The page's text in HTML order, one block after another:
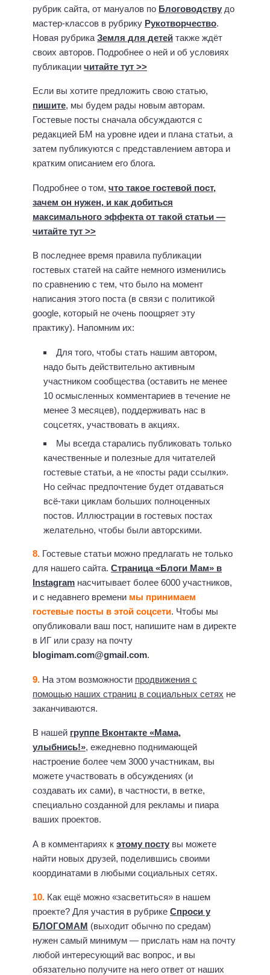
рубрик сайта, от мануалов по Блоговодству до
мастер-классов в рубрику Рукотворчество.
Новая рубрика Земля для детей также ждёт
своих авторов. Подробнее о ней и об условиях
публикации читайте тут >>
Если вы хотите предложить свою статью,
пишите, мы будем рады новым авторам.
Гостевые посты сначала обсуждаются с
редакцией БМ на уровне идеи и плана статьи, а
затем публикуются с представлением автора и
кратким описанием его блога.
Подробнее о том, что такое гостевой пост,
зачем он нужен, и как добиться
максимального эффекта от такой статьи —
читайте тут >>
В последнее время правила публикации
гостевых статей на сайте немного изменились
по сравнению с тем, что было на момент
написания этого поста (в связи с политикой
google, который не очень поощряет эту
практику). Напомним их:
Для того, чтобы стать нашим автором,
надо быть действительно активным
участником сообщества (оставить не менее
10 осмысленных комментариев в течение не
менее 3 месяцев), поддерживать нас в
соцсетях, участвовать в акциях.
Мы всегда старались публиковать только
качественные и полезные для читателей
гостевые статьи, а не «посты ради ссылки».
Но сейчас предпочтение будет отдаваться
всё-таки циклам больших полноценных
постов. Иллюстрации в гостевых постах
желательно, чтобы были авторскими.
8. Гостевые статьи можно предлагать не только
для нашего сайта. Страница «Блоги Мам» в
Instagram насчитывает более 6000 участников,
и с недавнего времени мы принимаем
гостевые посты в этой соцсети. Чтобы мы
опубликовали ваш пост, напишите нам в директе
в ИГ или сразу на почту
blogimam.com@gmail.com.
9. На этом возможности продвижения с
помощью наших страниц в социальных сетях не
заканчиваются.
В нашей группе Вконтакте «Мама,
улыбнись!», ежедневно поднимающей
настроение более чем 3000 участникам, вы
можете участвовать в обсуждениях (и
создавать их сами), в частности, в ветке,
специально созданной для рекламы и пиара
ваших проектов.
А в комментариях к этому посту вы можете
найти новых друзей, поделившись своими
координатами в любыми социальных сетях.
10. Как ещё можно «засветиться» в нашем
проекте? Для участия в рубрике Спроси у
БЛОГОМАМ (выходит обычно по средам)
нужен самый минимум — прислать нам на почту
любой интересующий вас вопрос, и вы
обязательно получите на него ответ от наших